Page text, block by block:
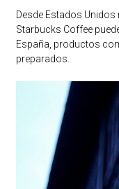
Desde Estados
Starbucks Coffee
España, productos
preparados.